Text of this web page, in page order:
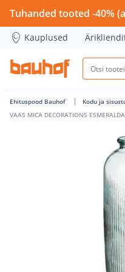
VAAS MICA
Tuhanded tooted -40%
Kauplused
Ehituspood Bauhof Kodu ja
VAAS MICA DECORATIONS